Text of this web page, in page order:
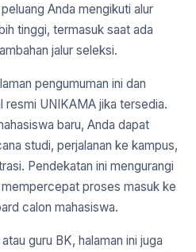
Anda mengikuti alur
tinggi, termasuk saat ada
jalur seleksi.
pengumuman ini dan
resmi UNIKAMA jika tersedia.
baru, Anda dapat
studi, perjalanan ke kampus,
Pendekatan ini mengurangi
proses masuk ke
calon mahasiswa.
guru BK, halaman ini juga